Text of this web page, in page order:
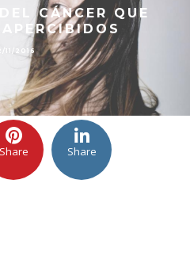
CÁNCER QUE
11/2016
Share Share